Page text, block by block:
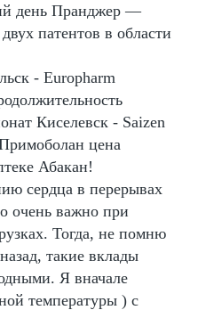
день Пранджер —
патентов в области
- Europharm
Киселевск - Saizen
цена
Абакан!
сердца в перерывах
очень важно при
Тогда, не помню
такие вклады
Я вначале
температуры ) с